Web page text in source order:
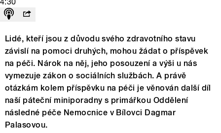
Lidé, kteří jsou z důvodu svého zdravotního stavu
závislí na pomoci druhých, mohou žádat o příspěvek
na péči. Nárok na něj, jeho posouzení a výši u nás
vymezuje zákon o sociálních službách. A právě
otázkám kolem příspěvku na péči je věnován další díl
naší páteční miniporadny s primářkou Oddělení
následné péče Nemocnice v Bílovci Dagmar
Palasovou.